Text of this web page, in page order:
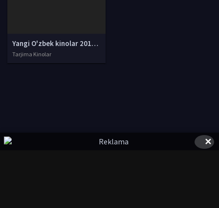
Yangi O'zbek kinolar 2010-2011-2012-2013-2014-2015-2016-2017-2018-2019-2020-2021-2022-2023-2024-2025 O'zbek tilida Uzbek tarjima Full HD
Tarjima Kinolar
✕